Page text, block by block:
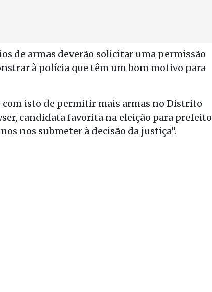
de armas deverão solicitar uma permissão
à polícia que têm um bom motivo para
isto de permitir mais armas no Distrito
candidata favorita na eleição para prefeito
nos submeter à decisão da justiça”.